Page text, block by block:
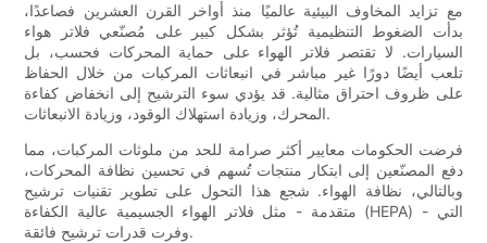
مع تزايد المخاوف البيئية عالميًا منذ أواخر القرن العشرين فصاعدًا،
بدأت الضغوط التنظيمية تُؤثر بشكل كبير على مُصنّعي فلاتر هواء
السيارات. لا تقتصر فلاتر الهواء على حماية المحركات فحسب، بل
تلعب أيضًا دورًا غير مباشر في انبعاثات المركبات من خلال الحفاظ
على ظروف احتراق مثالية. قد يؤدي سوء الترشيح إلى انخفاض كفاءة
المحرك، وزيادة استهلاك الوقود، وزيادة الانبعاثات.
فرضت الحكومات معايير أكثر صرامة للحد من ملوثات المركبات، مما
دفع المصنّعين إلى ابتكار منتجات تُسهم في تحسين نظافة المحركات،
وبالتالي، نظافة الهواء. شجع هذا التحول على تطوير تقنيات ترشيح
متقدمة - مثل فلاتر الهواء الجسيمية عالية الكفاءة (HEPA) - التي
وفرت قدرات ترشيح فائقة.